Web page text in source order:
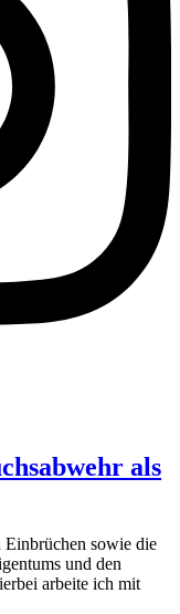
als
sowie die
und den
arbeite ich mit